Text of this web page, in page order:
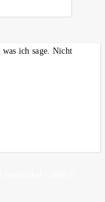
ich sage. Nicht